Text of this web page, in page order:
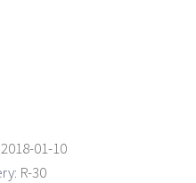
01-10
: R-30